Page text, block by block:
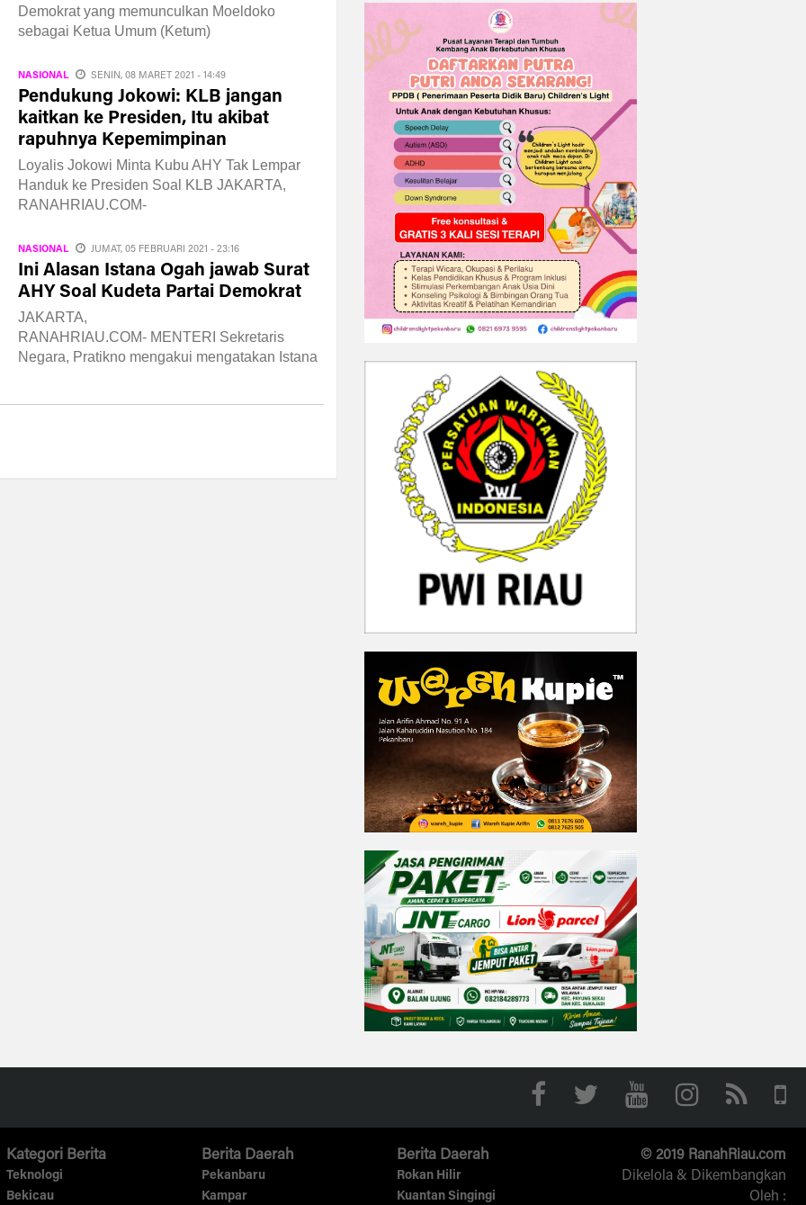
Demokrat yang memunculkan Moeldoko
sebagai Ketua Umum (Ketum)
NASIONAL SENIN, 08 MARET 2021 - 14:49
Pendukung Jokowi: KLB jangan
kaitkan ke Presiden, Itu akibat
rapuhnya Kepemimpinan
Loyalis Jokowi Minta Kubu AHY Tak Lempar
Handuk ke Presiden Soal KLB JAKARTA,
RANAHRIAU.COM-
NASIONAL JUMAT, 05 FEBRUARI 2021 - 23:16
Ini Alasan Istana Ogah jawab Surat
AHY Soal Kudeta Partai Demokrat
JAKARTA,
RANAHRIAU.COM- MENTERI Sekretaris
Negara, Pratikno mengakui mengatakan Istana
Kategori Berita
Teknologi
Bekicau
Berita Daerah
Pekanbaru
Kampar
Berita Daerah
Rokan Hilir
Kuantan Singingi
© 2019 RanahRiau.com
Dikelola & Dikembangkan
Oleh :